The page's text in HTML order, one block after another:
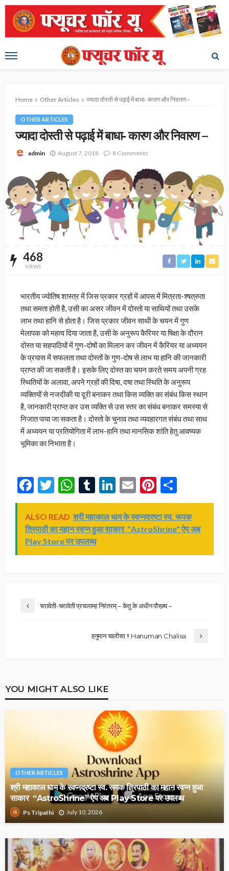
Home Other Articles ज्यादा दोस्ती से पढ़ाई में बाधा- कारण और निवारण –
OTHER ARTICLES
ज्यादा दोस्ती से पढ़ाई में बाधा- कारण और निवारण –
admin August 7, 2018 8 Comments
468
VIEWS
भारतीय ज्योतिष शास्त्र में जिस प्रकार ग्रहों में आपस में मित्रता-श्षत्रुता
तथा समता होती है, उसी का असर जीवन में दोस्तो या साथियों तथा उसके
लाभ तथा हानि से होता है। जिस प्रकार जीवन साथी के चयन में गुण
मेलापक को महत्व दिया जाता है, उसी के अनुरूप कैरियर या षिक्षा के दौरान
दोस्त या सहपाठियों में गुण-दोषों का मिलान कर जीवन में कैरियर या अध्ययन
के प्रयास में सफलता तथा दोस्तों के गुण-दोष से लाभ या हानि की जानकारी
प्राप्त की जा सकती है। इसके लिए दोस्त का चयन करते समय अपनी ग्रह
स्थितियों के अलावा, अपने ग्रहों की दिषा, दषा तथा स्थिति के अनुरूप
व्यक्तियों से नजदीकी या दूरी बनाकर तथा किस व्यक्ति का संबंध किस स्थान
है, जानकारी प्राप्त कर उस व्यक्ति से उस स्तर का संबंध बनाकर समस्या से
निजात पाया जा सकता है। दोस्तो के चुनाव तथा व्यवहारगत संबंध तथा साथ
में अध्ययन या प्रतियोगिता में लाभ-हानि तथा मानसिक शांति हेतु आवष्यक
भूमिका का निभाता है।
Facebook
Twitter
WhatsApp
Tumblr
LinkedIn
EmailPinterest
ALSO READ श्री महाकाल धाम के स्वप्नद्रष्टा स्व. रूपक
त्रिपाठी का महान स्वप्न हुआ साकार "AstroShrine" ऐप अब
Play Store पर उपलब्ध
चरावेती-चरावेती प्रचलाम्ह निरंतरम् – केतु के अधीन पौरूष्र्य –
हनुमान चालीसा !! Hanuman Chalisa
YOU MIGHT ALSO LIKE
OTHER ARTICLES
श्री महाकाल धाम के स्वप्नद्रष्टा स्व. रूपक त्रिपाठी का महान स्वप्न हुआ
साकार “AstroShrine” ऐप अब Play Store पर उपलब्ध
Ps Tripathi July 10, 2026